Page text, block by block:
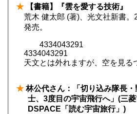
★ 【書籍】『雲を愛する技術』
荒木 健太郎 (著)、光文社新書。
発売。
4334043291
4334043291
天文とは外れますが、空を見る
★林公代さん：「切り込み隊長
士、3度目の宇宙飛行へ」(三
DSPACE「読む宇宙旅行」)